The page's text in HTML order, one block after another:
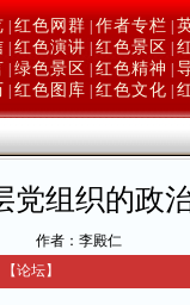
红色网群 作者专栏
红色演讲 红色景区
绿色景区 红色精神
红色图库 红色文化
党组织的政
作者：李殿仁
【论坛】